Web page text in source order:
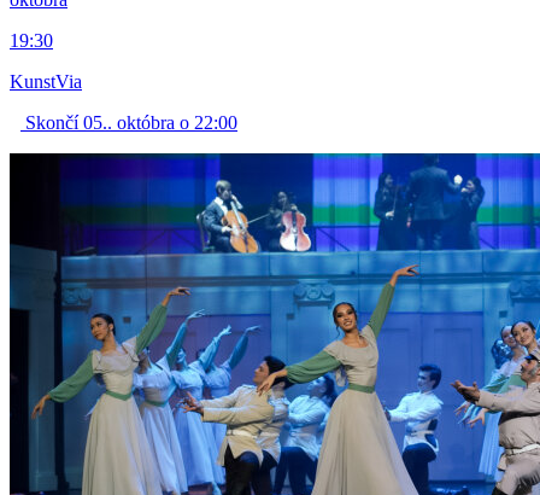
19:30
KunstVia
Skončí 05.. októbra o 22:00